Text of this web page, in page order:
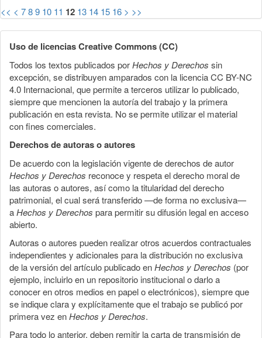
<< < 789 10 11 12 13 14 15 16 > >>
Uso de licencias Creative Commons (CC)
Todos los textos publicados porHechos y Derechos sin
excepción, se distribuyen amparados con la licencia CC BY-NC
4.0 Internacional, que permite a terceros utilizar lo publicado,
siempre que mencionen la autoría del trabajo y la primera
publicación en esta revista. No se permite utilizar el material
con fines comerciales.
Derechos de autoras o autores
De acuerdo con la legislación vigente de derechos de autor
Hechos y Derechos reconoce y respeta el derecho moral de
las autoras o autores, así como la titularidad del derecho
patrimonial, el cual será transferido —de forma no exclusiva—
aHechos y Derechos para permitir su difusión legal en acceso
abierto.
Autoras o autores pueden realizar otros acuerdos contractuales
independientes y adicionales para la distribución no exclusiva
de la versión del artículo publicado enHechos y Derechos (por
ejemplo, incluirlo en un repositorio institucional o darlo a
conocer en otros medios en papel o electrónicos), siempre que
se indique clara y explícitamente que el trabajo se publicó por
primera vez enHechos y Derechos.
Para todo lo anterior, deben remitir la carta de transmisión de